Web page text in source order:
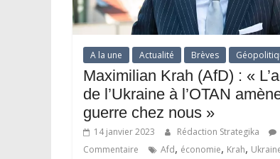
A la une Actualité Brèves
Maximilian Krah (AfD) : «
de l’Ukraine à l’OTAN
guerre chez nous »
14 janvier 2023 Rédaction Strategika
Commentaire
Afd, économie, Krah,